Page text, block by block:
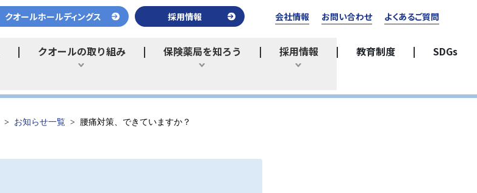
クオールの取り組み
ひらく
保険薬局を知ろう
ひらく
採用情報
ひらく
教育制度 SDGs
クオールホールディングス 採用情報 会社情報 お問い合わせ よくあるご質問
お知らせ一覧 腰痛対策、できていますか？